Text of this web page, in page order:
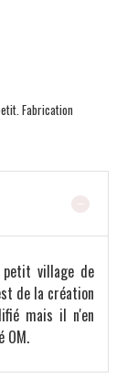
Fabrication
petit village de
de la création
mais il n'en
OM.